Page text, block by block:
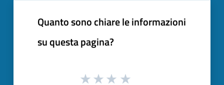
Quanto sono chiare le informazioni
su questa pagina?